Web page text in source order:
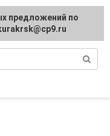
предложений по